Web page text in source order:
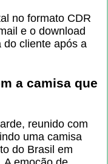
no formato CDR
e o download
do cliente após a
a camisa que
reunido com
uma camisa
do Brasil em